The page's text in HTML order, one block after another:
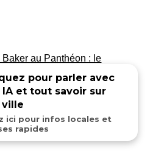
au Panthéon : le
pour parler avec
et tout savoir sur
ici pour infos locales et
rapides